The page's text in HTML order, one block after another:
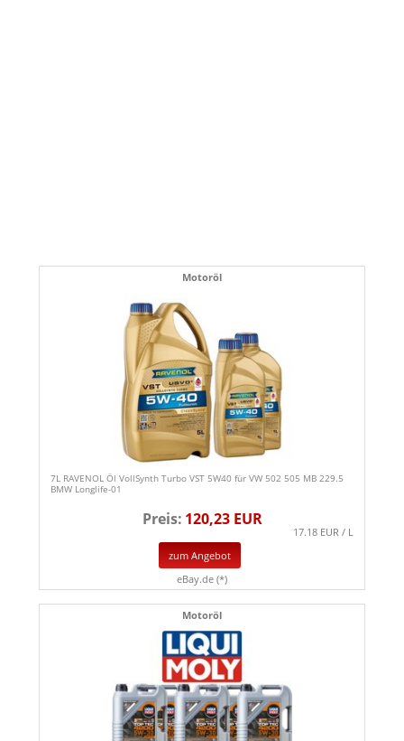
Motoröl
7L RAVENOL Öl VollSynth Turbo VST 5W40 für VW 502 505 MB 229.5
BMW Longlife-01
Preis: 120,23 EUR
17.18 EUR / L
zum Angebot
eBay.de (*)
Motoröl